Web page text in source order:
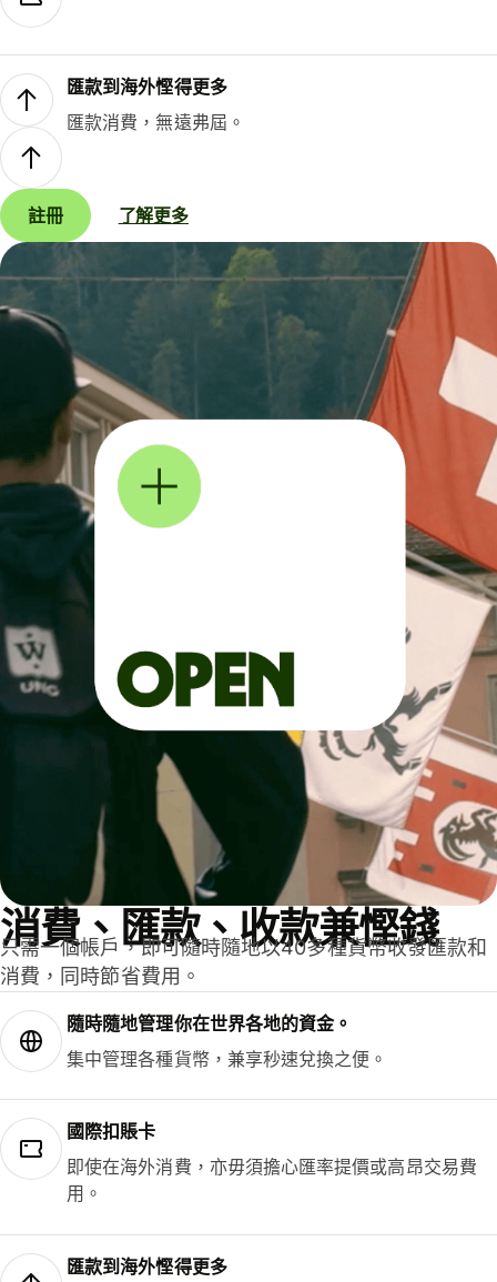
匯款到海外慳得更多
匯款消費，無遠弗屆。
註冊 了解更多
消費、匯款、收款兼慳錢
只需一個帳戶，即可隨時隨地以40多種貨幣收發匯款和
消費，同時節省費用。
隨時隨地管理你在世界各地的資金。
集中管理各種貨幣，兼享秒速兌換之便。
國際扣賬卡
即使在海外消費，亦毋須擔心匯率提價或高昂交易費
用。
匯款到海外慳得更多